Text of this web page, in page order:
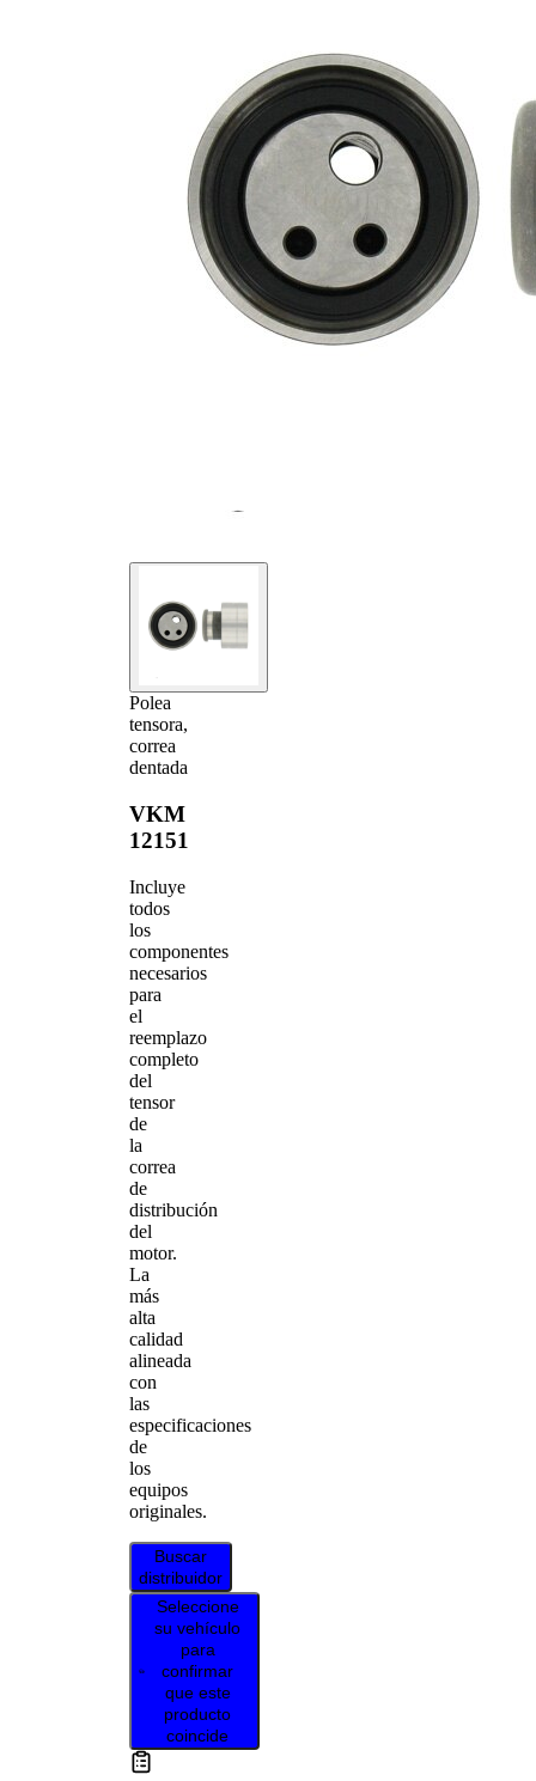
Polea
tensora,
correa
dentada
VKM
12151
Incluye
todos
los
componentes
necesarios
para
el
reemplazo
completo
del
tensor
de
la
correa
de
distribución
del
motor.
La
más
alta
calidad
alineada
con
las
especificaciones
de
los
equipos
originales.
Buscar
distribuidor
Seleccione
su vehículo
para
confirmar
que este
producto
coincide
30 mm
Accionamiento
rodillo tensor
manual